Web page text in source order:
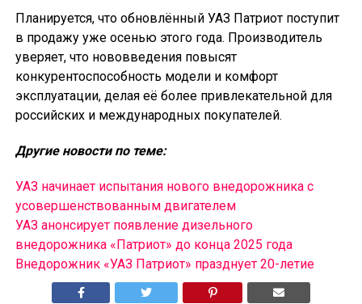
Планируется, что обновлённый УАЗ Патриот поступит
в продажу уже осенью этого года. Производитель
уверяет, что нововведения повысят
конкурентоспособность модели и комфорт
эксплуатации, делая её более привлекательной для
российских и международных покупателей.
Другие новости по теме:
УАЗ начинает испытания нового внедорожника с
усовершенствованным двигателем
УАЗ анонсирует появление дизельного
внедорожника «Патриот» до конца 2025 года
Внедорожник «УАЗ Патриот» празднует 20-летие